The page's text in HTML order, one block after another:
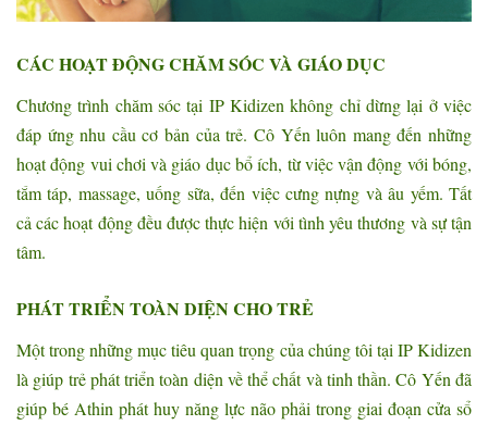
CÁC HOẠT ĐỘNG CHĂM SÓC VÀ GIÁO DỤC
Chương trình chăm sóc tại IP Kidizen không chỉ dừng lại ở việc
đáp ứng nhu cầu cơ bản của trẻ. Cô Yến luôn mang đến những
hoạt động vui chơi và giáo dục bổ ích, từ việc vận động với bóng,
tắm táp, massage, uống sữa, đến việc cưng nựng và âu yếm. Tất
cả các hoạt động đều được thực hiện với tình yêu thương và sự tận
tâm.
PHÁT TRIỂN TOÀN DIỆN CHO TRẺ
Một trong những mục tiêu quan trọng của chúng tôi tại IP Kidizen
là giúp trẻ phát triển toàn diện về thể chất và tinh thần. Cô Yến đã
giúp bé Athin phát huy năng lực não phải trong giai đoạn cửa sổ